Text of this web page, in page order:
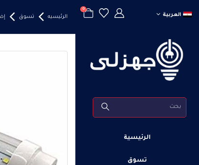
العربية
0
الرئيسية
تسوق
الرئيسيه تسوق